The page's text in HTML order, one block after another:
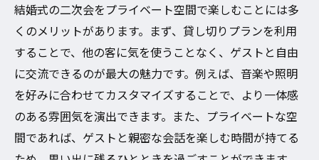
ポット
雰囲気抜群のおすすめ貸し切りスポット
大阪市内の隠れ家的な二次会会場
地元で人気の貸し切りスポットを紹介
貸し切りスペースで叶えるユニークな二次
会
大阪市で選ぶべき貸し切りスポットの特徴
結婚式の二次会をプライベート空間で楽しむことには多
くのメリットがあります。まず、貸し切りプランを利用
することで、他の客に気を使うことなく、ゲストと自由
に交流できるのが最大の魅力です。例えば、音楽や照明
を好みに合わせてカスタマイズすることで、より一体感
のある雰囲気を演出できます。また、プライベートな空
間であれば、ゲストと親密な会話を楽しむ時間が持てる